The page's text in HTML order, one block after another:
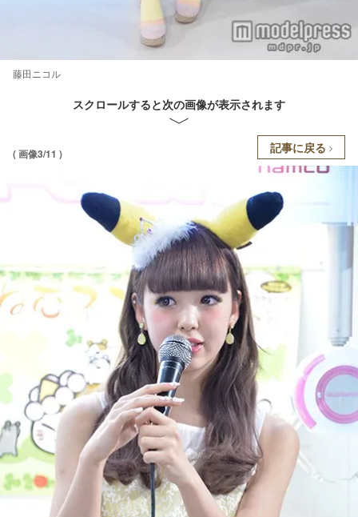
藤田ニコル
スクロールすると次の画像が表示されます
( 画像3/11 ) 記事に戻る